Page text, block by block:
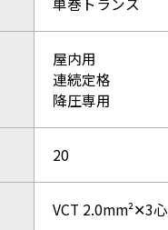
屋内用
連続定格
降圧専用
20
VCT 2.0mm²✕3心